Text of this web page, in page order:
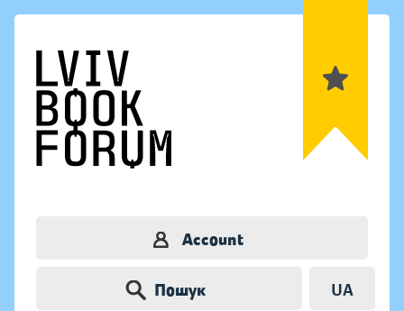
Account
Пошук UA